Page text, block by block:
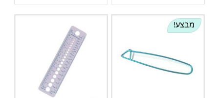
מבצע!